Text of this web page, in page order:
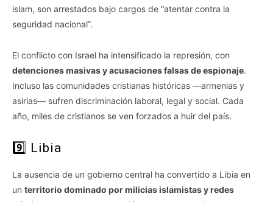
islam, son arrestados bajo cargos de “atentar contra la
seguridad nacional”.
El conflicto con Israel ha intensificado la represión, con
detenciones masivas y acusaciones falsas de espionaje.
Incluso las comunidades cristianas históricas —armenias y
asirias— sufren discriminación laboral, legal y social. Cada
año, miles de cristianos se ven forzados a huir del país.
9️⃣ Libia
La ausencia de un gobierno central ha convertido a Libia en
un territorio dominado por milicias islamistas y redes